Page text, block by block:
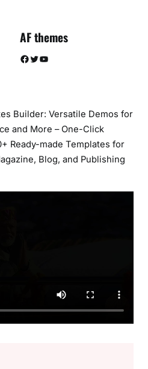
AF themes
Facebook Twitter YouTube
Builder: Versatile Demos for
and More – One-Click
Ready-made Templates for
Blog, and Publishing